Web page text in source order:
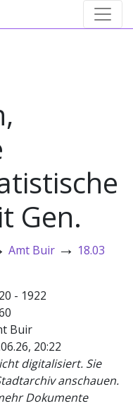
Gen.
Amt Buir → 18.03
- 1922
Buir
20:22
digitalisiert. Sie
anschauen.
Dokumente